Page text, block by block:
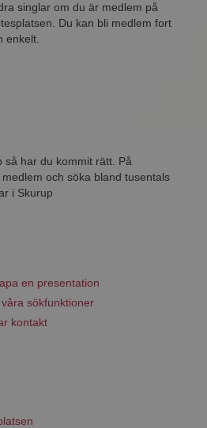
singlar om du är medlem på
Du kan bli medlem fort
enkelt.
så har du kommit rätt. På
och söka bland tusentals
i Skurup
en presentation
sökfunktioner
kontakt